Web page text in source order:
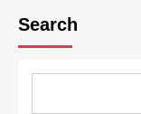
Search